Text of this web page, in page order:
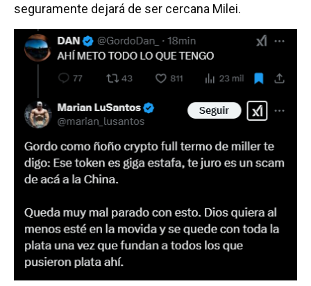
seguramente dejará de ser cercana Milei.